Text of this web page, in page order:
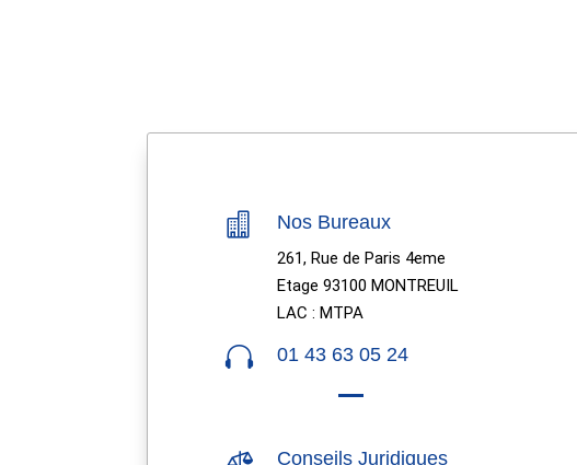
 Nos Bureaux
261, Rue de Paris 4eme
Etage 93100 MONTREUIL
LAC : MTPA
 01 43 63 05 24
Conseils Juridiques